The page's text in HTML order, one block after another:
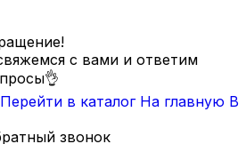
с вами и ответим
Перейти в каталог На главную В
звонок